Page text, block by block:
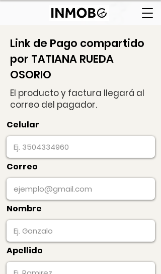
Link de Pago compartido
por TATIANA RUEDA
OSORIO
El producto y factura llegará al
correo del pagador.
Celular
Correo
Nombre
Apellido